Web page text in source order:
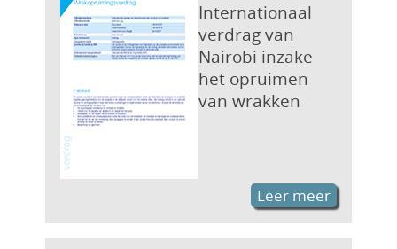
Internationaal
verdrag van
Nairobi inzake
het opruimen
van wrakken
Leer meer